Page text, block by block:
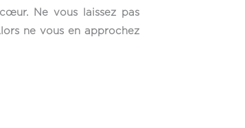
Ne vous laissez pas
ne vous en approchez